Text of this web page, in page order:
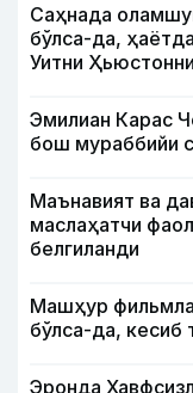
Саҳнада
бўлса-да,
Уитни
Эмилиан Карас
бош мураббийи
Маънавият ва
маслаҳатчи
белгиланди
Машҳур
бўлса-да, кесиб
Эронда